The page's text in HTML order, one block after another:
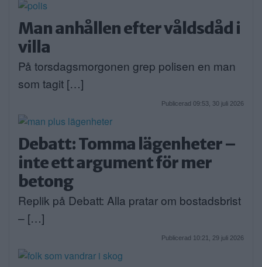
Man anhållen efter våldsdåd i
villa
På torsdagsmorgonen grep polisen en man
som tagit […]
Publicerad 09:53, 30 juli 2026
Debatt: Tomma lägenheter –
inte ett argument för mer
betong
Replik på Debatt: Alla pratar om bostadsbrist
– […]
Publicerad 10:21, 29 juli 2026